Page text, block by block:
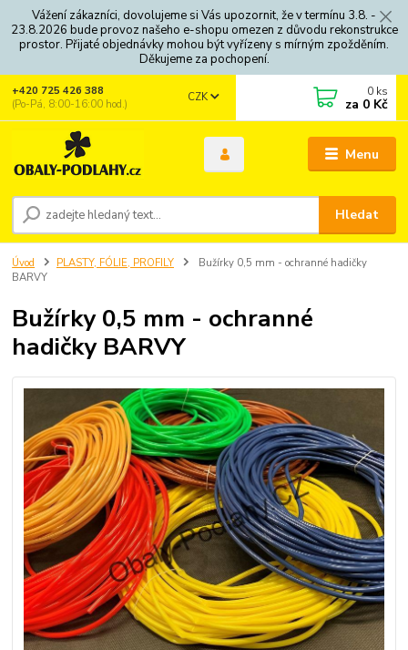
Vážení zákazníci, dovolujeme si Vás upozornit, že v termínu 3.8. -
23.8.2026 bude provoz našeho e-shopu omezen z důvodu rekonstrukce
prostor. Přijaté objednávky mohou být vyřízeny s mírným zpožděním.
Děkujeme za pochopení.
Menu
CZK
Hledat
+420 725 426 388
(Po-Pá, 8:00-16:00 hod.)
0 ks
za 0 Kč
Úvod PLASTY, FÓLIE, PROFILY
Bužírky 0,5 mm - ochranné hadičky
BARVY
Bužírky 0,5 mm - ochranné
hadičky BARVY